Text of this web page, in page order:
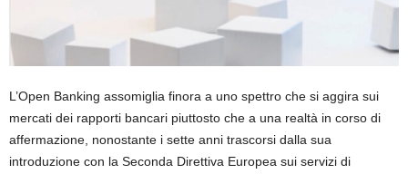
L’Open Banking assomiglia finora a uno spettro che si aggira sui
mercati dei rapporti bancari piuttosto che a una realtà in corso di
affermazione, nonostante i sette anni trascorsi dalla sua
introduzione con la Seconda Direttiva Europea sui servizi di